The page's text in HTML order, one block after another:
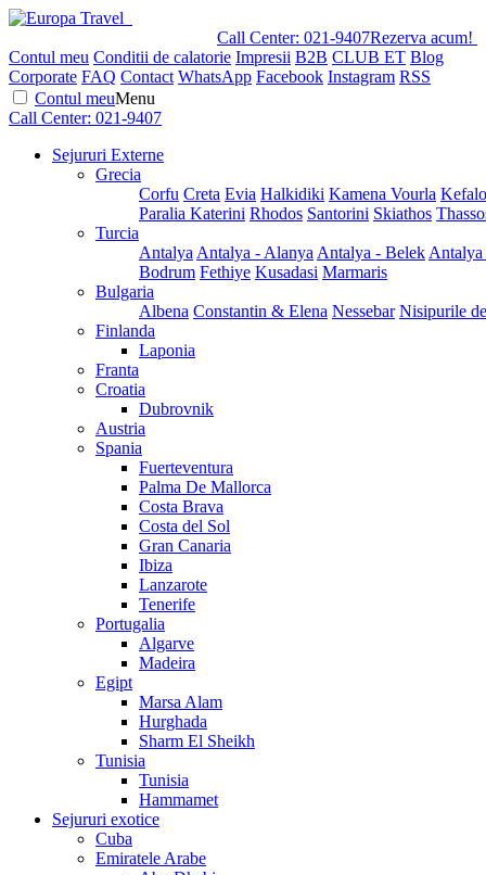
Call Center: 021-9407Rezerva acum!
Contul meu Conditii de calatorie Impresii B2B CLUB ET Blog
Corporate FAQ Contact WhatsApp Facebook Instagram RSS
Contul meuMenu
Call Center: 021-9407
Sejururi Externe
Grecia
Corfu Creta Evia Halkidiki Kamena Vourla
Paralia Katerini Rhodos Santorini Skiathos
Turcia
Antalya Antalya - Alanya Antalya - Belek
Bodrum Fethiye Kusadasi Marmaris
Bulgaria
Albena Constantin & Elena Nessebar Nisipurile
Finlanda
Laponia
Franta
Croatia
Dubrovnik
Austria
Spania
Fuerteventura
Palma De Mallorca
Costa Brava
Costa del Sol
Gran Canaria
Ibiza
Lanzarote
Tenerife
Portugalia
Algarve
Madeira
Egipt
Marsa Alam
Hurghada
Sharm El Sheikh
Tunisia
Tunisia
Hammamet
Sejururi exotice
Cuba
Emiratele Arabe